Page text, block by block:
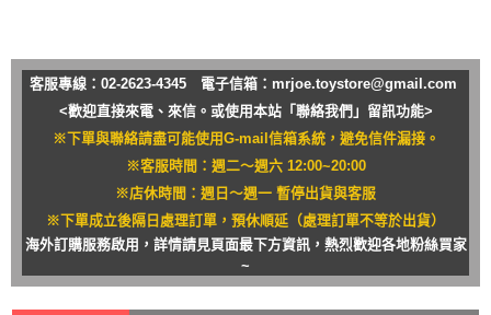
客服專線：02-2623-4345 電子信箱： mrjoe.toystore@gmail.com
<歡迎直接來電、來信。或使用本站「聯絡我們」留訊功能>
※下單與聯絡請盡可能使用G-mail信箱系統，避免信件漏接。
※客服時間：週二～週六 12:00~20:00
※店休時間：週日～週一 暫停出貨與客服
※下單成立後隔日處理訂單，預休順延（處理訂單不等於出貨）
海外訂購服務啟用，詳情請見頁面最下方資訊，熱烈歡迎各地粉絲買家
~